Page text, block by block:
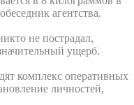
агентства.
не пострадал,
ущерб.
комплекс оперативных
личностей,